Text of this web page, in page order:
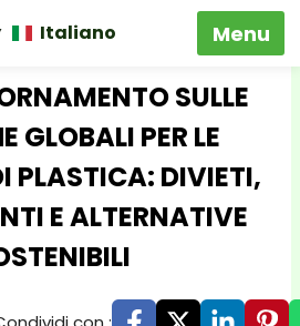
Italiano
SULLE
GLOBALI PER LE
PLASTICA: DIVIETI,
E ALTERNATIVE